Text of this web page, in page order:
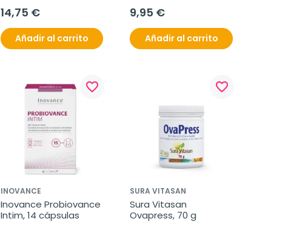
14,75 €
Añadir al carrito
9,95 €
Añadir al carrito
favorite_border
INOVANCE
Inovance Probiovance
Intim, 14 cápsulas
favorite_border
SURA VITASAN
Sura Vitasan
Ovapress, 70 g